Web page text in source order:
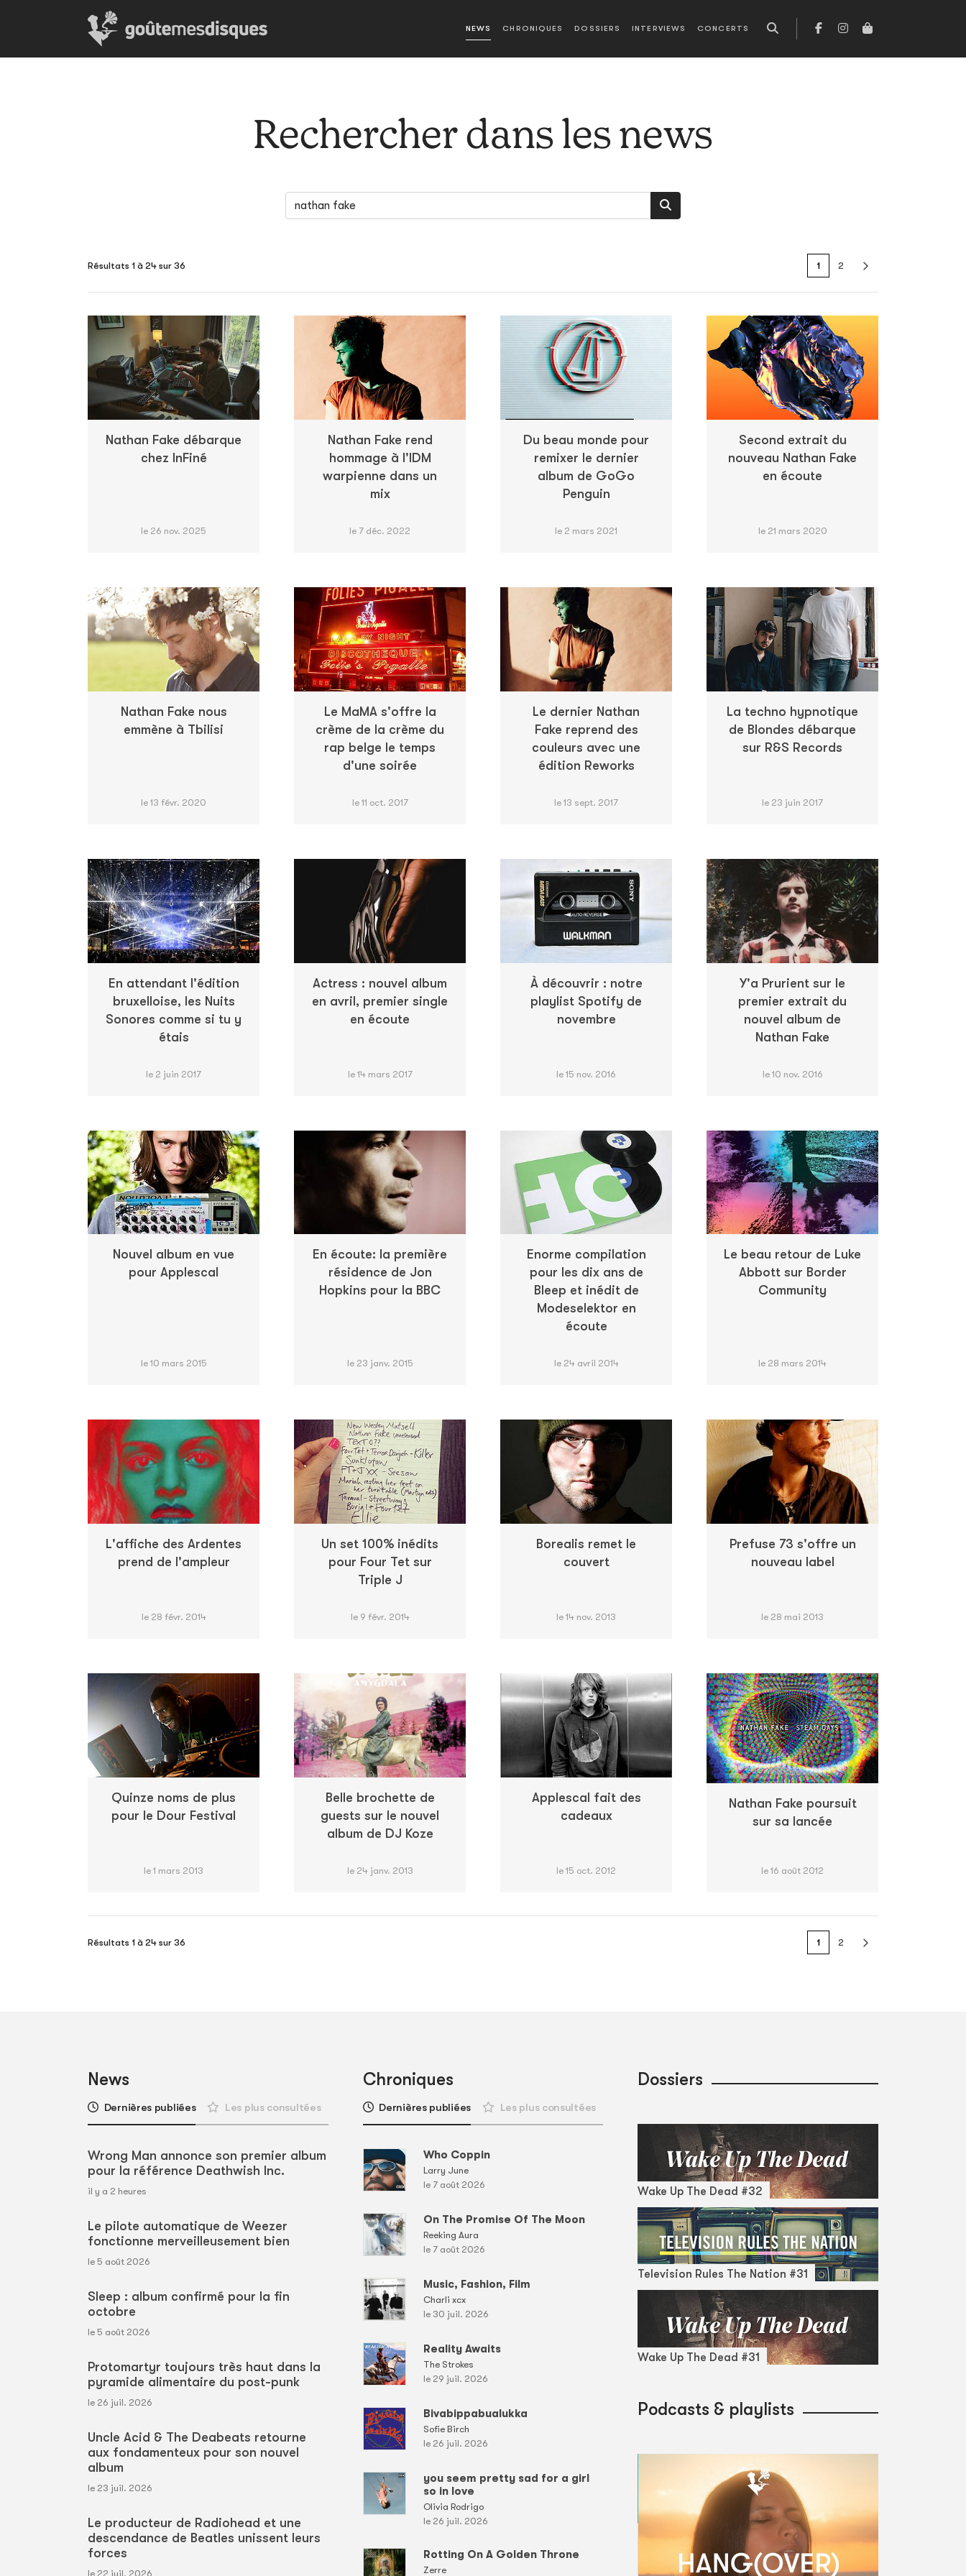
NEWS CHRONIQUES DOSSIERS INTERVIEWS CONCERTS
Rechercher dans les news
Résultats 1 à 24 sur 36 1 2
Nathan Fake débarque
chez InFiné
le 26 nov. 2025
Nathan Fake rend
hommage à l'IDM
warpienne dans un
mix
le 7 déc. 2022
Du beau monde pour
remixer le dernier
album de GoGo
Penguin
le 2 mars 2021
Second extrait du
nouveau Nathan Fake
en écoute
le 21 mars 2020
Nathan Fake nous
emmène à Tbilisi
le 13 févr. 2020
Le MaMA s'offre la
crème de la crème du
rap belge le temps
d'une soirée
le 11 oct. 2017
Le dernier Nathan
Fake reprend des
couleurs avec une
édition Reworks
le 13 sept. 2017
La techno hypnotique
de Blondes débarque
sur R&S Records
le 23 juin 2017
En attendant l'édition
bruxelloise, les Nuits
Sonores comme si tu y
étais
le 2 juin 2017
Actress : nouvel album
en avril, premier single
en écoute
le 14 mars 2017
À découvrir : notre
playlist Spotify de
novembre
le 15 nov. 2016
Y'a Prurient sur le
premier extrait du
nouvel album de
Nathan Fake
le 10 nov. 2016
Nouvel album en vue
pour Applescal
le 10 mars 2015
En écoute: la première
résidence de Jon
Hopkins pour la BBC
le 23 janv. 2015
Enorme compilation
pour les dix ans de
Bleep et inédit de
Modeselektor en
écoute
le 24 avril 2014
Le beau retour de Luke
Abbott sur Border
Community
le 28 mars 2014
L'affiche des Ardentes
prend de l'ampleur
le 28 févr. 2014
Un set 100% inédits
pour Four Tet sur
Triple J
le 9 févr. 2014
Borealis remet le
couvert
le 14 nov. 2013
Prefuse 73 s'offre un
nouveau label
le 28 mai 2013
Quinze noms de plus
pour le Dour Festival
le 1 mars 2013
Belle brochette de
guests sur le nouvel
album de DJ Koze
le 24 janv. 2013
Applescal fait des
cadeaux
le 15 oct. 2012
Nathan Fake poursuit
sur sa lancée
le 16 août 2012
Résultats 1 à 24 sur 36 1 2
News
Dernières publiées Les plus consultées
Wrong Man annonce son premier album
pour la référence Deathwish Inc.
il y a 2 heures
Le pilote automatique de Weezer
fonctionne merveilleusement bien
le 5 août 2026
Sleep : album confirmé pour la fin
octobre
le 5 août 2026
Protomartyr toujours très haut dans la
pyramide alimentaire du post-punk
le 26 juil. 2026
Uncle Acid & The Deabeats retourne
aux fondamenteux pour son nouvel
album
le 23 juil. 2026
Le producteur de Radiohead et une
descendance de Beatles unissent leurs
forces
le 22 juil. 2026
Chroniques
Dernières publiées Les plus consultées
Who Coppin
Larry June
le 7 août 2026
On The Promise Of The Moon
Reeking Aura
le 7 août 2026
Music, Fashion, Film
Charli xcx
le 30 juil. 2026
Reality Awaits
The Strokes
le 29 juil. 2026
Bivabippabualukka
Sofie Birch
le 26 juil. 2026
you seem pretty sad for a girl
so in love
Olivia Rodrigo
le 26 juil. 2026
Rotting On A Golden Throne
Zerre
Dossiers
Wake Up The Dead #32
Television Rules The Nation #31
Wake Up The Dead #31
Podcasts & playlists